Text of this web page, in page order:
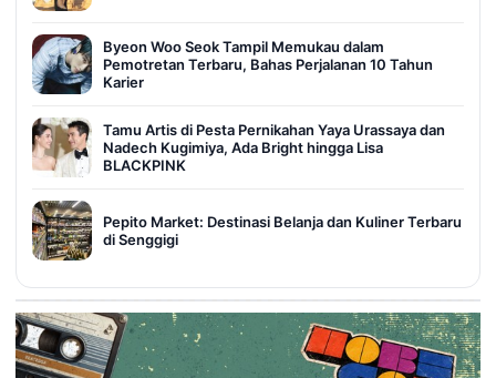
Byeon Woo Seok Tampil Memukau dalam
Pemotretan Terbaru, Bahas Perjalanan 10 Tahun
Karier
Tamu Artis di Pesta Pernikahan Yaya Urassaya dan
Nadech Kugimiya, Ada Bright hingga Lisa
BLACKPINK
Pepito Market: Destinasi Belanja dan Kuliner Terbaru
di Senggigi